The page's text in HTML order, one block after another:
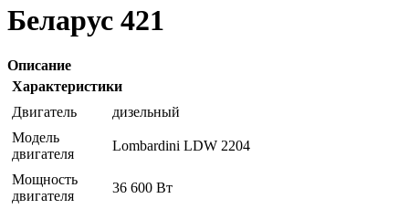
Беларус 421
Описание
Характеристики
Двигатель
дизельный
Модель
двигателя
Lombardini LDW 2204
Мощность
двигателя
36 600 Вт